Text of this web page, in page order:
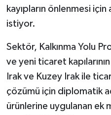
kayıpların önlenmesi için
istiyor.
Sektör, Kalkınma Yolu
ve yeni ticaret
Irak ve Kuzey Irak ile
çözümü için diplomatik
ürünlerine uygulanan ek